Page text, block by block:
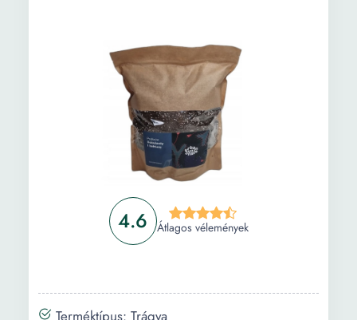
4.6 Átlagos vélemények
Terméktípus: Trágya